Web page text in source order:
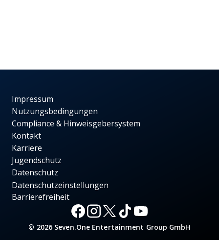
Impressum
Nutzungsbedingungen
Compliance & Hinweisgebersystem
Kontakt
Karriere
Jugendschutz
Datenschutz
Datenschutzeinstellungen
Barrierefreiheit
© 2026 Seven.One Entertainment Group GmbH